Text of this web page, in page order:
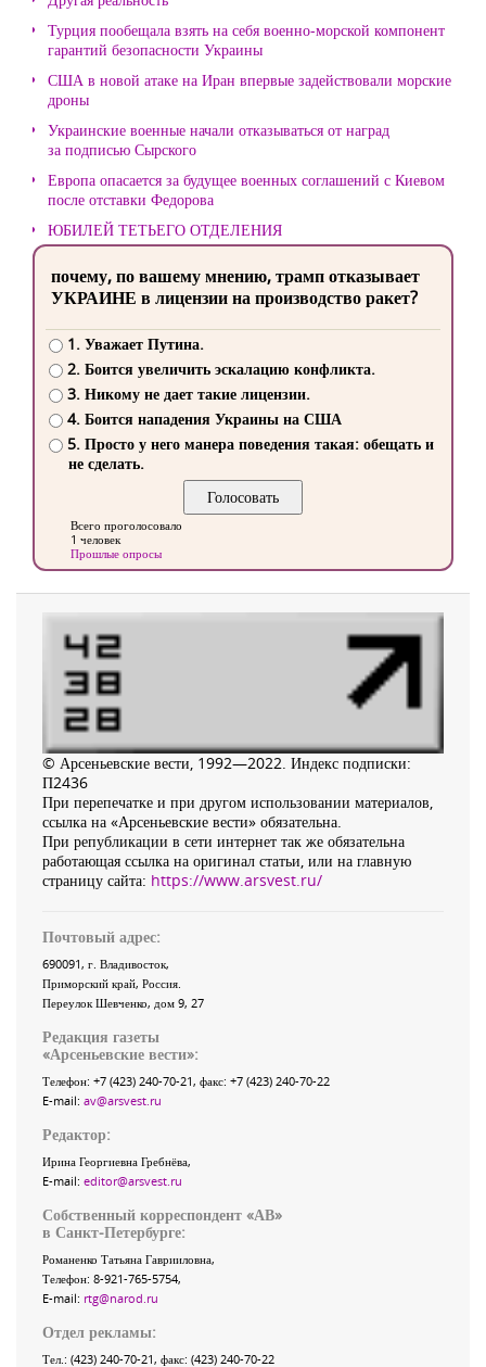
Турция пообещала взять на себя военно-морской компонент
гарантий безопасности Украины
США в новой атаке на Иран впервые задействовали морские
дроны
Украинские военные начали отказываться от наград
за подписью Сырского
Европа опасается за будущее военных соглашений с Киевом
после отставки Федорова
ЮБИЛЕЙ ТЕТЬЕГО ОТДЕЛЕНИЯ
почему, по вашему мнению, трамп отказывает
УКРАИНЕ в лицензии на производство ракет?
1. Уважает Путина.
2. Боится увеличить эскалацию конфликта.
3. Никому не дает такие лицензии.
4. Боится нападения Украины на США
5. Просто у него манера поведения такая: обещать и
не сделать.
Всего проголосовало
1 человек
Прошлые опросы
© Арсеньевские вести, 1992—2022. Индекс подписки:
П2436
При перепечатке и при другом использовании материалов,
ссылка на «Арсеньевские вести» обязательна.
При републикации в сети интернет так же обязательна
работающая ссылка на оригинал статьи, или на главную
страницу сайта: https://www.arsvest.ru/
Почтовый адрес:
690091, г. Владивосток,
Приморский край, Россия.
Переулок Шевченко, дом 9, 27
Редакция газеты
«Арсеньевские вести»:
Телефон: +7 (423) 240-70-21, факс: +7 (423) 240-70-22
E-mail: av@arsvest.ru
Редактор:
Ирина Георгиевна Гребнёва,
E-mail: editor@arsvest.ru
Собственный корреспондент «АВ»
в Санкт-Петербурге:
Романенко Татьяна Гаврииловна,
Телефон: 8-921-765-5754,
E-mail: rtg@narod.ru
Отдел рекламы:
Тел.: (423) 240-70-21, факс: (423) 240-70-22